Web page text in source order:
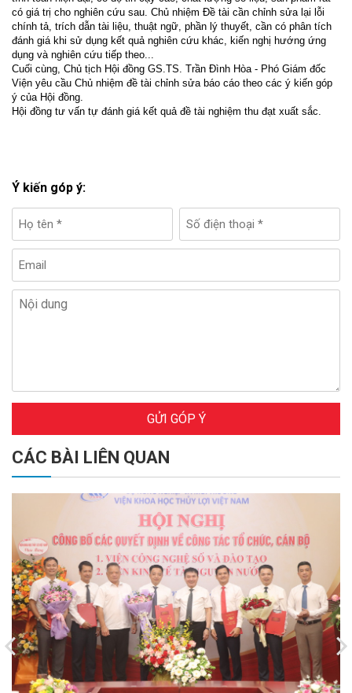
có giá trị cho nghiên cứu sau. Chủ nhiệm Đề tài cần chỉnh sửa lại lỗi
chính tả, trích dẫn tài liệu, thuật ngữ, phần lý thuyết, cần có phân tích
đánh giá khi sử dụng kết quả nghiên cứu khác, kiến nghị hướng ứng
dụng và nghiên cứu tiếp theo...
Cuối cùng, Chủ tịch Hội đồng GS.TS. Trần Đình Hòa - Phó Giám đốc
Viện yêu cầu Chủ nhiệm đề tài chỉnh sửa báo cáo theo các ý kiến góp
ý của Hội đồng.
Hội đồng tư vấn tự đánh giá kết quả đề tài nghiệm thu đạt xuất sắc.
Ý kiến góp ý:
GỬI GÓP Ý
CÁC BÀI LIÊN QUAN